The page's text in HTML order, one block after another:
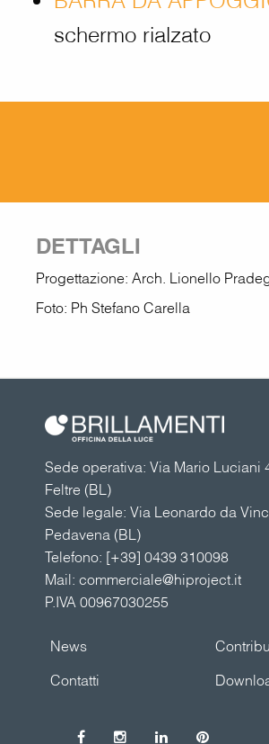
schermo rialzato
DETTAGLI
Progettazione: Arch. Lionello
Foto: Ph Stefano Carella
Sede operativa: Via Mario Luciani
Feltre (BL)
Sede legale: Via Leonardo da
Pedavena (BL)
Telefono: [+39] 0439 310098
Mail: commerciale@hiproject.it
P.IVA 00967030255
News
Contatti